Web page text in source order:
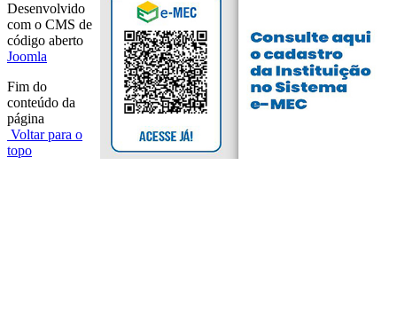
Desenvolvido
com o CMS de
código aberto
Joomla
Fim do
conteúdo da
página
Voltar para o
topo